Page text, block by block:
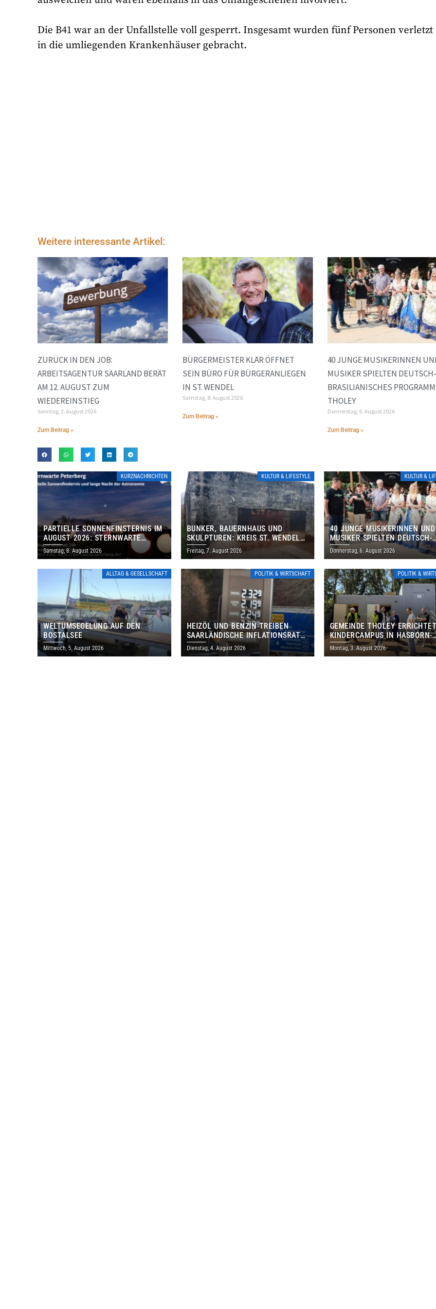
Die B41 war an der Unfallstelle voll gesperrt. Insgesamt wurden fünf Personen verletzt
in die umliegenden Krankenhäuser gebracht.
Weitere interessante Artikel:
ZURÜCK IN DEN JOB:
ARBEITSAGENTUR SAARLAND BERÄT
AM 12. AUGUST ZUM
WIEDEREINSTIEG
Sonntag, 2. August 2026
Zum Beitrag »
BÜRGERMEISTER KLÄR ÖFFNET
SEIN BÜRO FÜR BÜRGERANLIEGEN
IN ST. WENDEL
Samstag, 8. August 2026
Zum Beitrag »
40 JUNGE MUSIKERINNEN
MUSIKER SPIELTEN DEUTSCH-
BRASILIANISCHES
THOLEY
Donnerstag, 6. August 2026
Zum Beitrag »
KURZNACHRICHTEN
PARTIELLE SONNENFINSTERNIS IM
AUGUST 2026: STERNWARTE
PETERBERG ÖFFNET KOSTENLOS
IHRE TORE
Samstag, 8. August 2026
KULTUR & LIFESTYLE
BUNKER, BAUERNHAUS UND
SKULPTUREN: KREIS ST. WENDEL
LÄDT ZUM TAG DES OFFENEN
DENKMALS EIN
Freitag, 7. August 2026
KULTUR &
40 JUNGE MUSIKERINNEN UND
MUSIKER SPIELTEN DEUTSCH-
BRASILIANISCHES
THOLEY
Donnerstag, 6. August 2026
ALLTAG & GESELLSCHAFT
WELTUMSEGELUNG AUF DEN
BOSTALSEE
Mittwoch, 5. August 2026
POLITIK & WIRTSCHAFT
HEIZÖL UND BENZIN TREIBEN
SAARLÄNDISCHE INFLATIONSRATE
IM JULI AUF 3,2 PROZENT
Dienstag, 4. August 2026
POLITIK &
GEMEINDE THOLEY
KINDERCAMPUS IN HASBORN-
DAUTWEILER FÜR RUND 8,5
MILLIONEN EURO
Montag, 3. August 2026